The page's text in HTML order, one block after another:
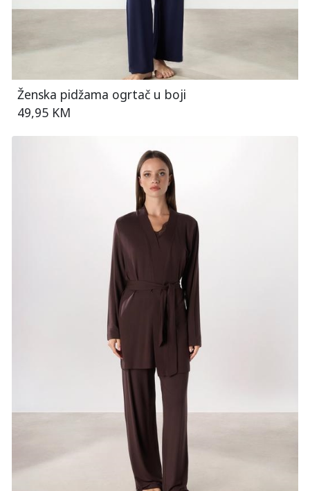
Ženska pidžama ogrtač u boji
49,95 KM